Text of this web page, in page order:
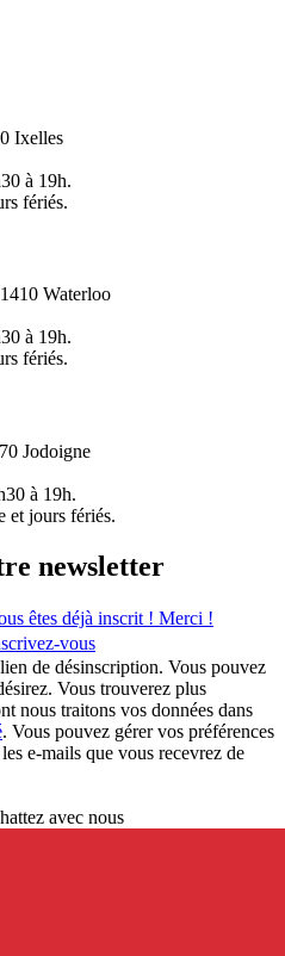
Ixelles
à 19h.
fériés.
Waterloo
à 19h.
fériés.
Jodoigne
à 19h.
et jours fériés.
newsletter
êtes déjà inscrit ! Merci !
vous
de désinscription. Vous pouvez
Vous trouverez plus
nous traitons vos données dans
. Vous pouvez gérer vos préférences
e-mails que vous recevrez de
avec nous